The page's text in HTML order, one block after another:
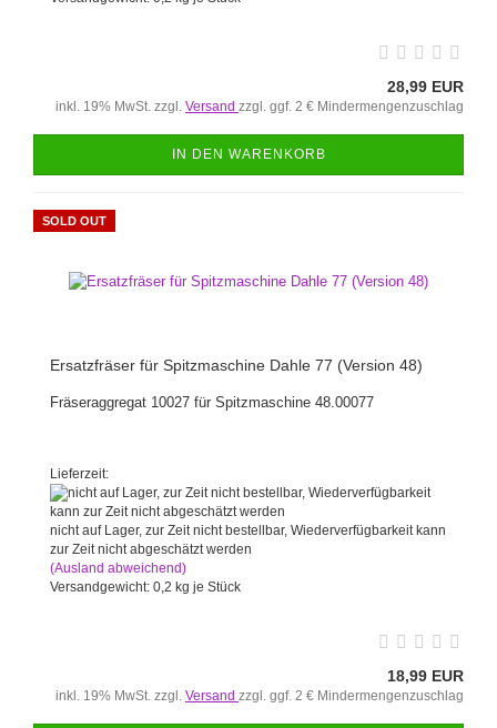
28,99 EUR
inkl. 19% MwSt. zzgl. Versand zzgl. ggf. 2 € Mindermengenzuschlag
IN DEN WARENKORB
SOLD OUT
Ersatzfräser für Spitzmaschine Dahle 77 (Version 48)
Fräseraggregat 10027 für Spitzmaschine 48.00077
Lieferzeit:
nicht auf Lager, zur Zeit nicht bestellbar, Wiederverfügbarkeit kann
zur Zeit nicht abgeschätzt werden
(Ausland abweichend)
Versandgewicht: 0,2 kg je Stück
18,99 EUR
inkl. 19% MwSt. zzgl. Versand zzgl. ggf. 2 € Mindermengenzuschlag